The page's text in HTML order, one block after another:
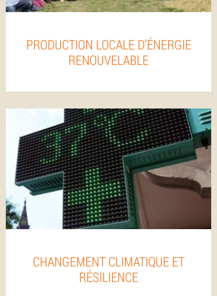
PRODUCTION LOCALE D’ÉNERGIE
RENOUVELABLE
CHANGEMENT CLIMATIQUE ET
RÉSILIENCE